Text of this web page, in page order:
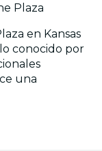
Plaza
en Kansas
conocido por
una